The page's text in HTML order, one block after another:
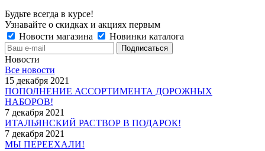
Будьте всегда в курсе!
Узнавайте о скидках и акциях первым
Новости магазина
Новинки каталога
Новости
Все новости
15 декабря 2021
ПОПОЛНЕНИЕ АССОРТИМЕНТА ДОРОЖНЫХ
НАБОРОВ!
7 декабря 2021
ИТАЛЬЯНСКИЙ РАСТВОР В ПОДАРОК!
7 декабря 2021
МЫ ПЕРЕЕХАЛИ!